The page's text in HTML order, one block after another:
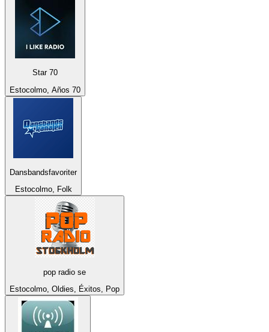
Star 70
Estocolmo, Años 70
Dansbandsfavoriter
Estocolmo, Folk
pop radio se
Estocolmo, Oldies, Éxitos, Pop